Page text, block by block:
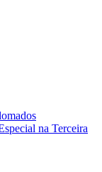
na Terceira